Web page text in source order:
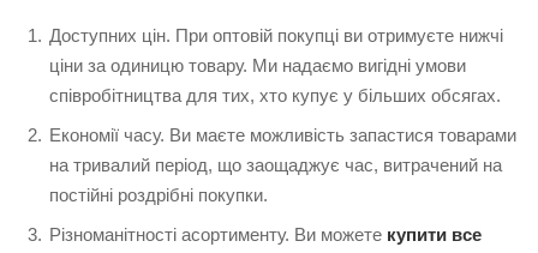
Доступних цін. При оптовій покупці ви отримуєте нижчі
ціни за одиницю товару. Ми надаємо вигідні умови
співробітництва для тих, хто купує у більших обсягах.
Економії часу. Ви маєте можливість запастися товарами
на тривалий період, що заощаджує час, витрачений на
постійні роздрібні покупки.
Різноманітності асортименту. Ви можете купити все